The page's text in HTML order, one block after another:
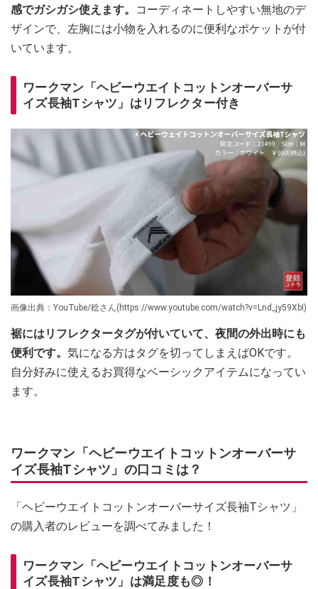
感でガシガシ使えます。
コーディネートしやすい無地のデ
ザインで、左胸には小物を入れるのに便利なポケットが付
いています。
ワークマン「ヘビーウエイトコットンオーバーサ
イズ長袖Tシャツ」はリフレクター付き
画像出典：YouTube/稔さん(https://www.youtube.com/watch?v=Lnd_jy59XbI)
裾にはリフレクタータグが付いていて、夜間の外出時にも
便利です。 気になる方はタグを切ってしまえばOKです。
自分好みに使えるお買得なベーシックアイテムになってい
ます。
ワークマン「ヘビーウエイトコットンオーバーサ
イズ長袖Tシャツ」の口コミは？
「ヘビーウエイトコットンオーバーサイズ長袖Tシャツ」
の購入者のレビューを調べてみました！
ワークマン「ヘビーウエイトコットンオーバーサ
イズ長袖Tシャツ」は満足度も◎！